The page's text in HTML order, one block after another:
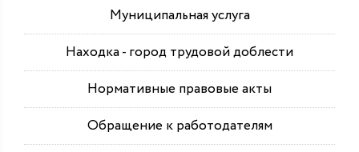
Муниципальная услуга
Находка - город трудовой доблести
Нормативные правовые акты
Обращение к работодателям